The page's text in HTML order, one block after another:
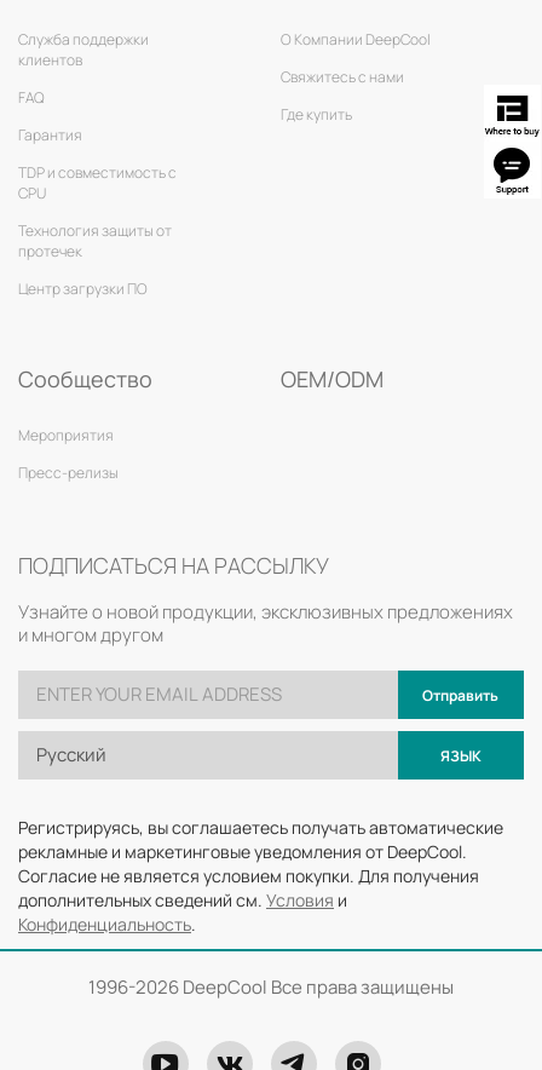
Служба поддержки
клиентов
FAQ
Гарантия
TDP и совместимость с
CPU
Технология защиты от
протечек
Центр загрузки ПО
О Компании DeepCool
Свяжитесь с нами
Где купить
Сообщество
Мероприятия
Пресс-релизы
OEM/ODM
ПОДПИСАТЬСЯ НА РАССЫЛКУ
Узнайте о новой продукции, эксклюзивных предложениях
и многом другом
Отправить
Русский ЯЗЫК
Регистрируясь, вы соглашаетесь получать автоматические
рекламные и маркетинговые уведомления от DeepCool.
Согласие не является условием покупки. Для получения
дополнительных сведений см. Условия и
Конфиденциальность.
1996-2026 DeepCool Все права защищены